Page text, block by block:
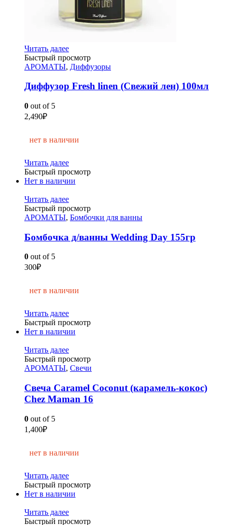
Читать далее
Быстрый просмотр
АРОМАТЫ, Диффузоры
Диффузор Fresh linen (Свежий лен) 100мл
0 out of 5
2,490₽
нет в наличии
Читать далее
Быстрый просмотр
Нет в наличии
Читать далее
Быстрый просмотр
АРОМАТЫ, Бомбочки для ванны
Бомбочка д/ванны Wedding Day 155гр
0 out of 5
300₽
нет в наличии
Читать далее
Быстрый просмотр
Нет в наличии
Читать далее
Быстрый просмотр
АРОМАТЫ, Свечи
Свеча Caramel Coconut (карамель-кокос)
Chez Maman 16
0 out of 5
1,400₽
нет в наличии
Читать далее
Быстрый просмотр
Нет в наличии
Читать далее
Быстрый просмотр